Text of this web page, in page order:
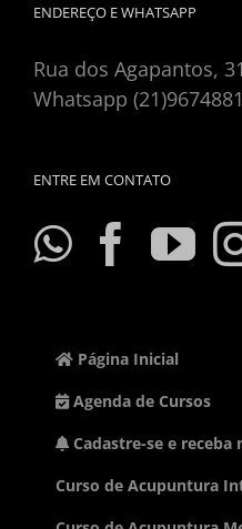
ENDEREÇO E WHATSAPP
Rua dos Agapantos,
Whatsapp
ENTRE EM CONTATO
Página Inicial
Agenda de Cursos
Cadastre-se e receba
Curso de Acupuntura